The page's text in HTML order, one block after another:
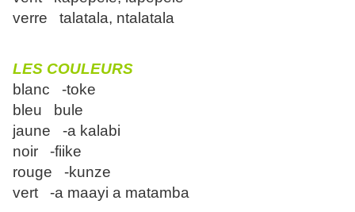
verre talatala, ntalatala
LES COULEURS
blanc -toke
bleu bule
jaune -a kalabi
noir -fiike
rouge -kunze
vert -a maayi a matamba